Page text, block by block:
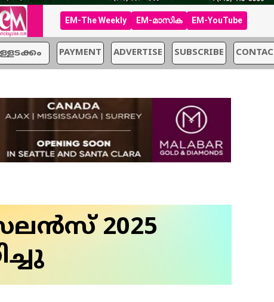
EM-The Weekly EM-മാസിക EM-YouTube
PAYMENT ADVERTISE SUBSCRIBE
2025